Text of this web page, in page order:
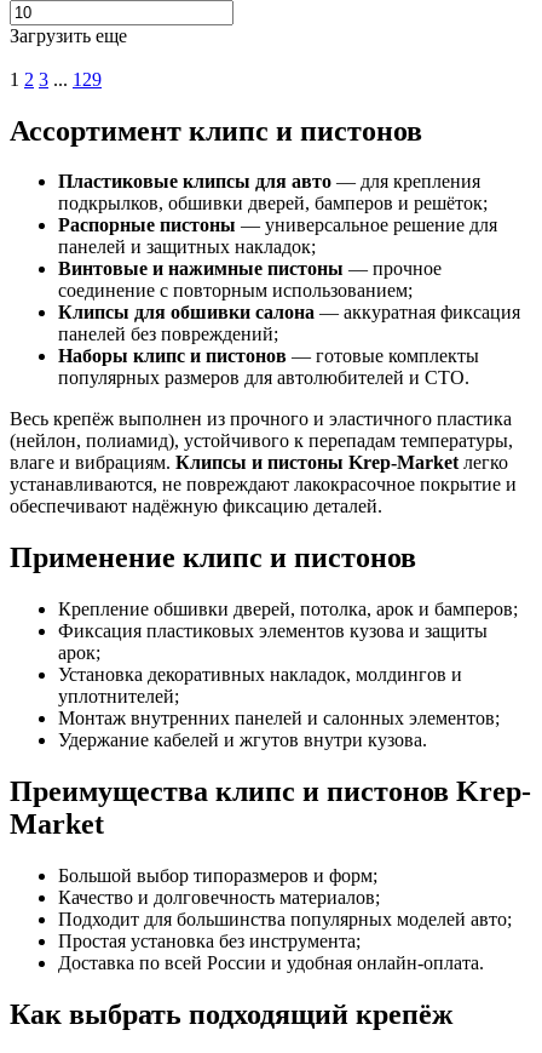
Загрузить еще
1 2 3 ... 129
Ассортимент клипс и пистонов
Пластиковые клипсы для авто — для крепления
подкрылков, обшивки дверей, бамперов и решёток;
Распорные пистоны — универсальное решение для
панелей и защитных накладок;
Винтовые и нажимные пистоны — прочное
соединение с повторным использованием;
Клипсы для обшивки салона — аккуратная фиксация
панелей без повреждений;
Наборы клипс и пистонов — готовые комплекты
популярных размеров для автолюбителей и СТО.
Весь крепёж выполнен из прочного и эластичного пластика
(нейлон, полиамид), устойчивого к перепадам температуры,
влаге и вибрациям. Клипсы и пистоны Krep-Marketлегко
устанавливаются, не повреждают лакокрасочное покрытие и
обеспечивают надёжную фиксацию деталей.
Применение клипс и пистонов
Крепление обшивки дверей, потолка, арок и бамперов;
Фиксация пластиковых элементов кузова и защиты
арок;
Установка декоративных накладок, молдингов и
уплотнителей;
Монтаж внутренних панелей и салонных элементов;
Удержание кабелей и жгутов внутри кузова.
Преимущества клипс и пистонов Krep-
Market
Большой выбор типоразмеров и форм;
Качество и долговечность материалов;
Подходит для большинства популярных моделей авто;
Простая установка без инструмента;
Доставка по всей России и удобная онлайн-оплата.
Как выбрать подходящий крепёж